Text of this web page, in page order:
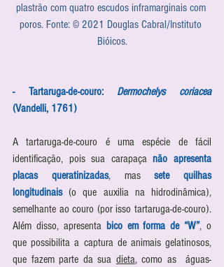
plastrão com quatro escudos inframarginais com
poros. Fonte: © 2021 Douglas Cabral/Instituto
Bióicos.
- Tartaruga-de-couro: Dermochelys coriacea
(Vandelli, 1761)
A tartaruga-de-couro é uma espécie de fácil
identificação, pois sua carapaça não apresenta
placas queratinizadas, mas sete quilhas
longitudinais (o que auxilia na hidrodinâmica),
semelhante ao couro (por isso tartaruga-de-couro).
Além disso, apresenta bico em forma de “W”, o
que possibilita a captura de animais gelatinosos,
que fazem parte da sua dieta, como as  águas-